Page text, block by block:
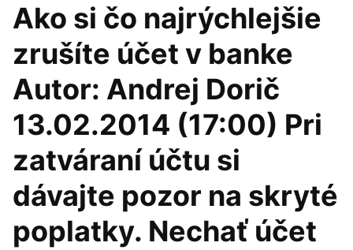
Ako si čo najrýchlejšie
zrušíte účet v banke
Autor: Andrej Dorič
13.02.2014 (17:00) Pri
zatváraní účtu si
dávajte pozor na skryté
poplatky. Nechať účet